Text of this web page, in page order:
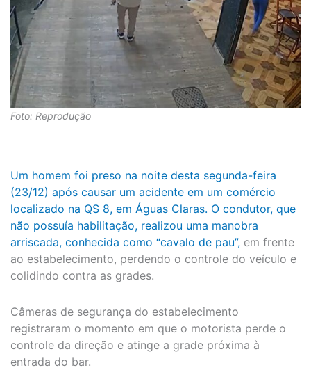
Foto: Reprodução
Um homem foi preso na noite desta segunda-feira
(23/12) após causar um acidente em um comércio
localizado na QS 8, em Águas Claras. O condutor, que
não possuía habilitação, realizou uma manobra
arriscada, conhecida como “cavalo de pau”, em frente
ao estabelecimento, perdendo o controle do veículo e
colidindo contra as grades.
Câmeras de segurança do estabelecimento
registraram o momento em que o motorista perde o
controle da direção e atinge a grade próxima à
entrada do bar.